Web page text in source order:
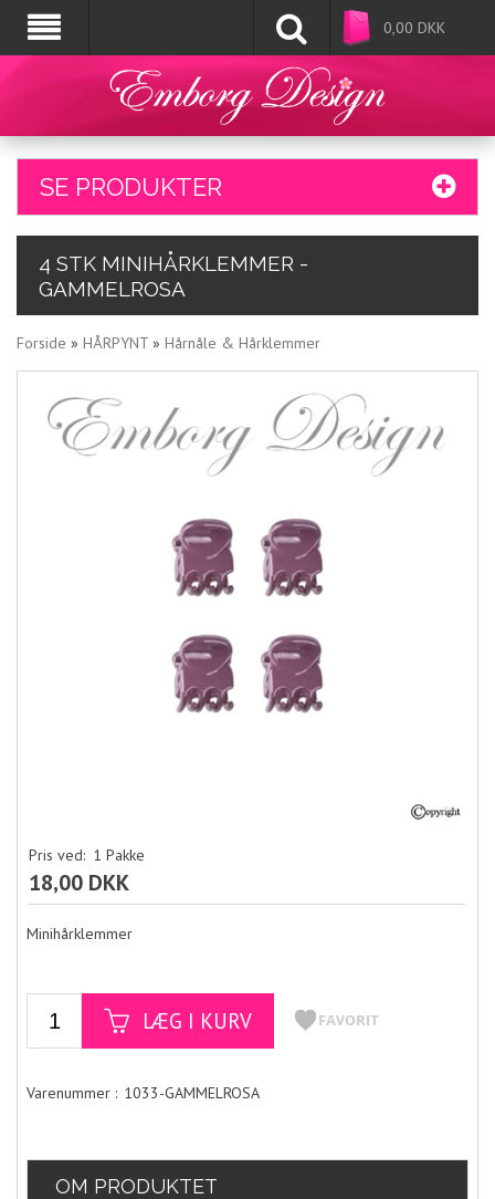
0,00 DKK
SE PRODUKTER
4 STK MINIHÅRKLEMMER -
GAMMELROSA
Forside » HÅRPYNT » Hårnåle & Hårklemmer
Pris ved: 1 Pakke
18,00 DKK
Minihårklemmer
1033-GAMMELROSA
OM PRODUKTET